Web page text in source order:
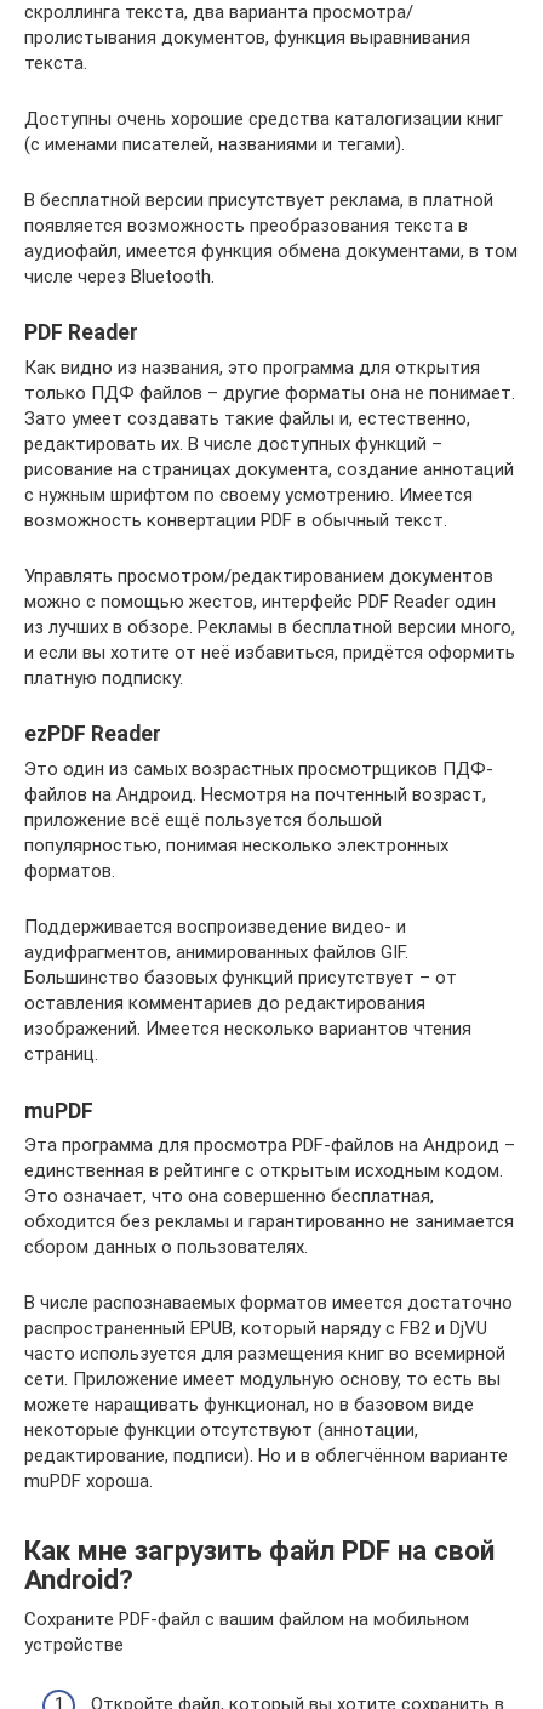
скроллинга текста, два варианта просмотра/
пролистывания документов, функция выравнивания
текста.
Доступны очень хорошие средства каталогизации книг
(с именами писателей, названиями и тегами).
В бесплатной версии присутствует реклама, в платной
появляется возможность преобразования текста в
аудиофайл, имеется функция обмена документами, в том
числе через Bluetooth.
PDF Reader
Как видно из названия, это программа для открытия
только ПДФ файлов – другие форматы она не понимает.
Зато умеет создавать такие файлы и, естественно,
редактировать их. В числе доступных функций –
рисование на страницах документа, создание аннотаций
с нужным шрифтом по своему усмотрению. Имеется
возможность конвертации PDF в обычный текст.
Управлять просмотром/редактированием документов
можно с помощью жестов, интерфейс PDF Reader один
из лучших в обзоре. Рекламы в бесплатной версии много,
и если вы хотите от неё избавиться, придётся оформить
платную подписку.
ezPDF Reader
Это один из самых возрастных просмотрщиков ПДФ-
файлов на Андроид. Несмотря на почтенный возраст,
приложение всё ещё пользуется большой
популярностью, понимая несколько электронных
форматов.
Поддерживается воспроизведение видео- и
аудифрагментов, анимированных файлов GIF.
Большинство базовых функций присутствует – от
оставления комментариев до редактирования
изображений. Имеется несколько вариантов чтения
страниц.
muPDF
Эта программа для просмотра PDF-файлов на Андроид –
единственная в рейтинге с открытым исходным кодом.
Это означает, что она совершенно бесплатная,
обходится без рекламы и гарантированно не занимается
сбором данных о пользователях.
В числе распознаваемых форматов имеется достаточно
распространенный EPUB, который наряду с FB2 и DjVU
часто используется для размещения книг во всемирной
сети. Приложение имеет модульную основу, то есть вы
можете наращивать функционал, но в базовом виде
некоторые функции отсутствуют (аннотации,
редактирование, подписи). Но и в облегчённом варианте
muPDF хороша.
Как мне загрузить файл PDF на свой
Android?
Сохраните PDF-файл с вашим файлом на мобильном
устройстве
Откройте файл, который вы хотите сохранить в